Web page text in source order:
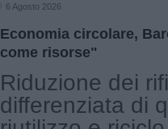
6 Agosto 2026
Economia circolare,
come risorse"
Riduzione dei
differenziata di